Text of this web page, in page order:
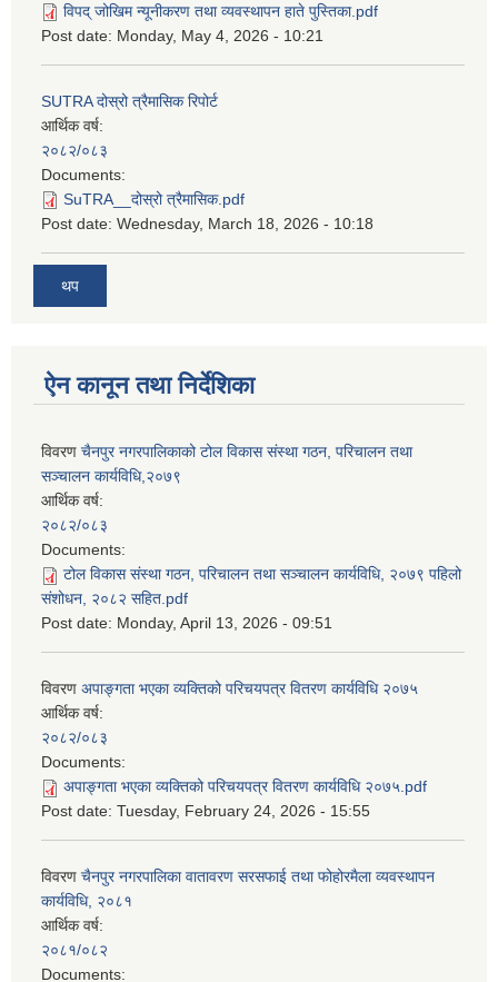
विपद् जोखिम न्यूनीकरण तथा व्यवस्थापन हाते पुस्तिका.pdf
Post date: Monday, May 4, 2026 - 10:21
SUTRA दोस्रो त्रैमासिक रिपोर्ट
आर्थिक वर्ष:
२०८२/०८३
Documents:
SuTRA__दोस्रो त्रैमासिक.pdf
Post date: Wednesday, March 18, 2026 - 10:18
थप
ऐन कानून तथा निर्देशिका
विवरण चैनपुर नगरपालिकाको टोल विकास संस्था गठन, परिचालन तथा
सञ्चालन कार्यविधि,२०७९
आर्थिक वर्ष:
२०८२/०८३
Documents:
टोल विकास संस्था गठन, परिचालन तथा सञ्चालन कार्यविधि, २०७९ पहिलो
संशोधन, २०८२ सहित.pdf
Post date: Monday, April 13, 2026 - 09:51
विवरण अपाङ्गता भएका व्यक्तिको परिचयपत्र वितरण कार्यविधि २०७५
आर्थिक वर्ष:
२०८२/०८३
Documents:
अपाङ्गता भएका व्यक्तिको परिचयपत्र वितरण कार्यविधि २०७५.pdf
Post date: Tuesday, February 24, 2026 - 15:55
विवरण चैनपुर नगरपालिका वातावरण सरसफाई तथा फोहोरमैला व्यवस्थापन
कार्यविधि, २०८१
आर्थिक वर्ष:
२०८१/०८२
Documents: